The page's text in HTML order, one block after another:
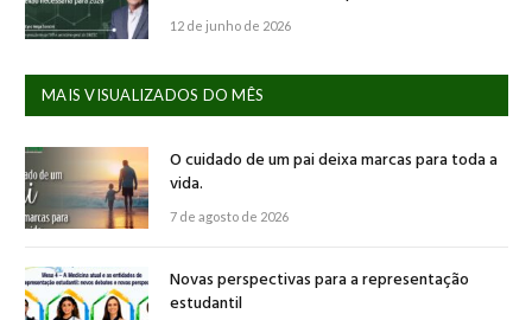
12 de junho de 2026
MAIS VISUALIZADOS DO MÊS
O cuidado de um pai deixa marcas para toda a
vida.
7 de agosto de 2026
Novas perspectivas para a representação
estudantil